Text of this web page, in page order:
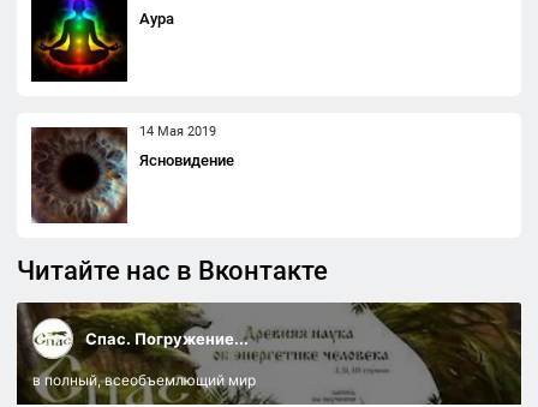
Аура
14 Мая 2019
Ясновидение
Читайте нас в Вконтакте
Спас. Погружение...
в полный, всеобъемлющий мир